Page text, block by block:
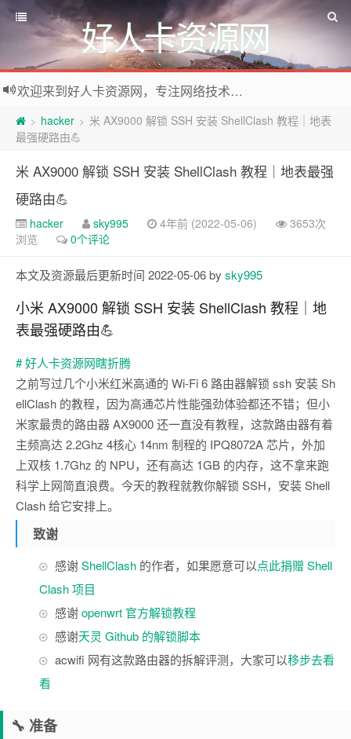
好人卡资源网
欢迎来到好人卡资源网，专注网络技术资源收集，我们不仅是网络资源的搬运工，也生产原创资源。寻找资源请留言或关注公众号:烈日下的男人
> hacker > 米 AX9000 解锁 SSH 安装 ShellClash 教程｜地表
最强硬路由💪
米 AX9000 解锁 SSH 安装 ShellClash 教程｜地表最强
硬路由💪
hacker sky995 4年前 (2022-05-06)
3653次
浏览
0个评论
本文及资源最后更新时间 2022-05-06 by sky995
小米 AX9000 解锁 SSH 安装 ShellClash 教程｜地
表最强硬路由💪
# 好人卡资源网瞎折腾
之前写过几个小米红米高通的 Wi-Fi 6 路由器解锁 ssh 安装 Sh
ellClash 的教程，因为高通芯片性能强劲体验都还不错；但小
米家最贵的路由器 AX9000 还一直没有教程，这款路由器有着
主频高达 2.2Ghz 4核心 14nm 制程的 IPQ8072A 芯片，外加
上双核 1.7Ghz 的 NPU，还有高达 1GB 的内存，这不拿来跑
科学上网简直浪费。今天的教程就教你解锁 SSH，安装 Shell
Clash 给它安排上。
致谢
感谢ShellClash 的作者，如果愿意可以点此捐赠 Shell
Clash 项目
感谢openwrt 官方解锁教程
感谢天灵 Github 的解锁脚本
acwifi 网有这款路由器的拆解评测，大家可以移步去看
看
🔧 准备